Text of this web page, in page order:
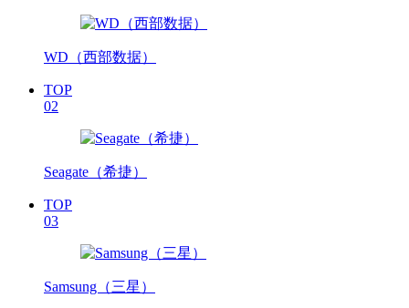
WD（西部数据）
TOP
02
Seagate（希捷）
TOP
03
Samsung（三星）